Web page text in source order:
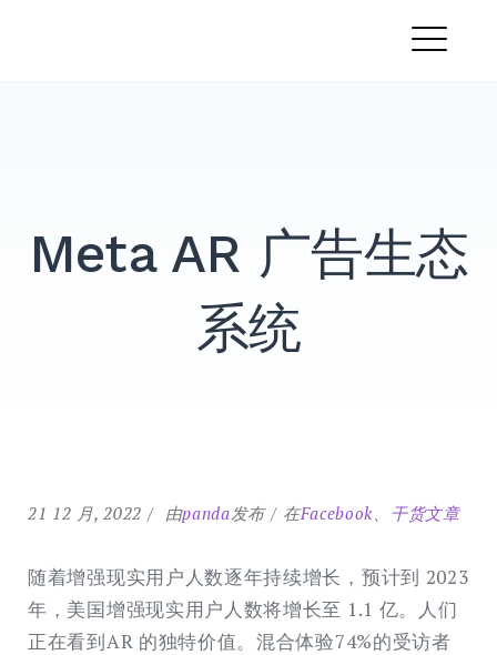
Meta AR 广告生态
系统
21 12 月, 2022 由panda发布 在Facebook、 干货文章
随着增强现实用户人数逐年持续增长，预计到 2023
年，美国增强现实用户人数将增长至 1.1 亿。人们
正在看到AR 的独特价值。混合体验74%的受访者